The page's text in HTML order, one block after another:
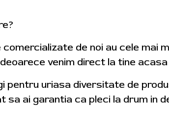
de noi au cele mai
venim direct la tine
pentru uriasa diversitate de
sa ai garantia ca pleci la drum in